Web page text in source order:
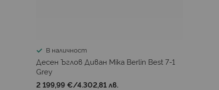
В наличност
Десен Ъглов Диван Mika Berlin Best 7-1
Grey
2 199,99 €/4.302,81 лв.